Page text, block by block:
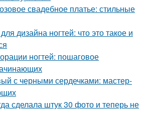
свадебное платье: стильные
дизайна ногтей: что это такое и
ногтей: пошаговое
с черными сердечками: мастер-
сделала штук 30 фото и теперь не